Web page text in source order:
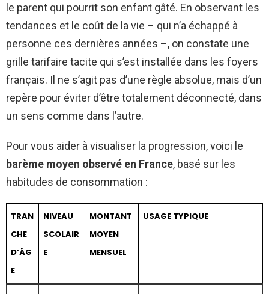
le parent qui pourrit son enfant gâté. En observant les
tendances et le coût de la vie – qui n’a échappé à
personne ces dernières années –, on constate une
grille tarifaire tacite qui s’est installée dans les foyers
français. Il ne s’agit pas d’une règle absolue, mais d’un
repère pour éviter d’être totalement déconnecté, dans
un sens comme dans l’autre.
Pour vous aider à visualiser la progression, voici le
barème moyen observé en France, basé sur les
habitudes de consommation :
TRAN
CHE
D’ÂG
E
NIVEAU
SCOLAIR
E
MONTANT
MOYEN
MENSUEL
USAGE TYPIQUE